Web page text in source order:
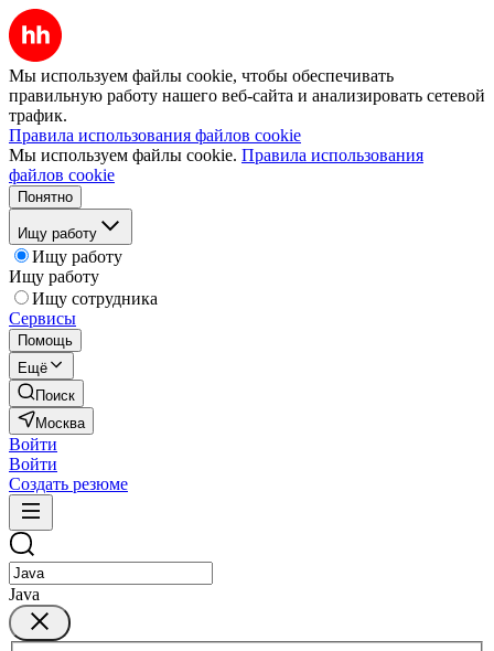
Мы используем файлы cookie, чтобы обеспечивать
правильную работу нашего веб-сайта и анализировать сетевой
трафик.
Правила использования файлов cookie
Мы используем файлы cookie. Правила использования
файлов cookie
Понятно
Ищу работу
Ищу работу
Ищу работу
Ищу сотрудника
Сервисы
Помощь
Ещё
Поиск
Москва
Войти
Войти
Создать резюме
Java